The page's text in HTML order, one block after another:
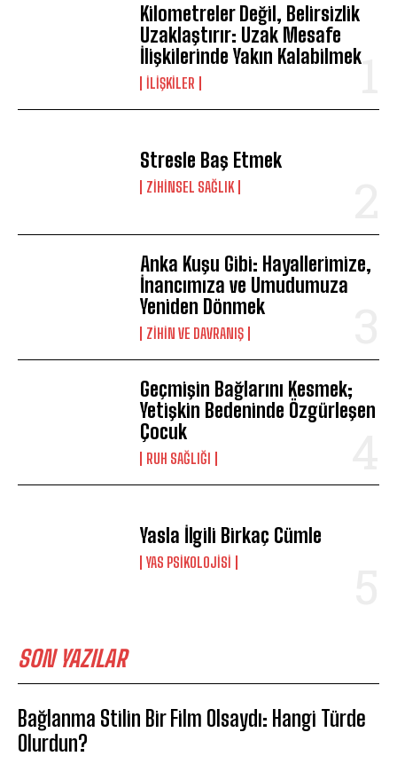
Kilometreler Değil, Belirsizlik
Uzaklaştırır: Uzak Mesafe
İlişkilerinde Yakın Kalabilmek
İLIŞKILER
Stresle Baş Etmek
ZIHINSEL SAĞLIK
Anka Kuşu Gibi: Hayallerimize,
İnancımıza ve Umudumuza
Yeniden Dönmek
⁠ZIHIN VE DAVRANIŞ
Geçmişin Bağlarını Kesmek;
Yetişkin Bedeninde Özgürleşen
Çocuk
⁠RUH SAĞLIĞI
Yasla İlgili Birkaç Cümle
YAS PSIKOLOJISI
SON YAZILAR
Bağlanma Stilin Bir Film Olsaydı: Hangi Türde
Olurdun?